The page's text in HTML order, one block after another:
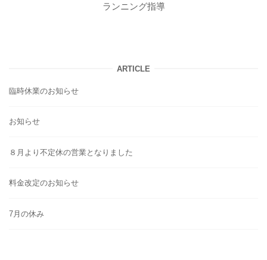
ランニング指導
ARTICLE
臨時休業のお知らせ
お知らせ
８月より不定休の営業となりました
料金改定のお知らせ
7月の休み